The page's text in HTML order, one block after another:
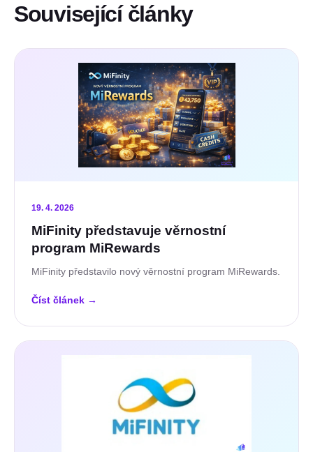
Související články
19. 4. 2026
MiFinity představuje věrnostní
program MiRewards
MiFinity představilo nový věrnostní program MiRewards.
Číst článek →